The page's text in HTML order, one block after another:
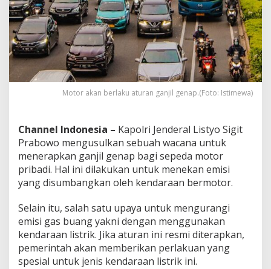
A
k
a
n
B
e
r
l
a
p
a
d
a
S
e
d
a
M
o
Motor akan berlaku aturan ganjil genap.(Foto: Istimewa)
Channel Indonesia – Kapolri Jenderal Listyo Sigit
Prabowo mengusulkan sebuah wacana untuk
menerapkan ganjil genap bagi sepeda motor
pribadi. Hal ini dilakukan untuk menekan emisi
yang disumbangkan oleh kendaraan bermotor.
Selain itu, salah satu upaya untuk mengurangi
emisi gas buang yakni dengan menggunakan
kendaraan listrik. Jika aturan ini resmi diterapkan,
pemerintah akan memberikan perlakuan yang
spesial untuk jenis kendaraan listrik ini.